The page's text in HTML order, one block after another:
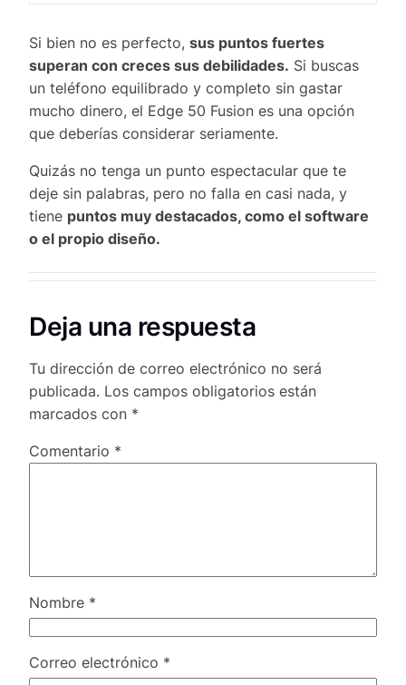
Si bien no es perfecto, sus puntos fuertes
superan con creces sus debilidades. Si buscas
un teléfono equilibrado y completo sin gastar
mucho dinero, el Edge 50 Fusion es una opción
que deberías considerar seriamente.
Quizás no tenga un punto espectacular que te
deje sin palabras, pero no falla en casi nada, y
tiene puntos muy destacados, como el software
o el propio diseño.
Deja una respuesta
Tu dirección de correo electrónico no será
publicada. Los campos obligatorios están
marcados con *
Comentario *
Nombre *
Correo electrónico *